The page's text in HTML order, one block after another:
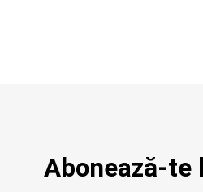
Abonează-te